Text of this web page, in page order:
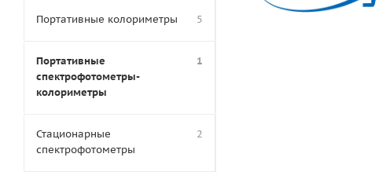
Портативные колориметры 5
Портативные
спектрофотометры-
колориметры
1
Стационарные
спектрофотометры
2